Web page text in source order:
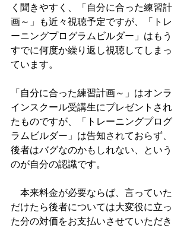
く聞きやすく、「自分に合った練習計
画～」も近々視聴予定ですが、「トレ
ーニングプログラムビルダー」はもう
すでに何度か繰り返し視聴してしまっ
ています。
「自分に合った練習計画～」はオンラ
インスクール受講生にプレゼントされ
たものですが、「トレーニングプログ
ラムビルダー」は告知されておらず、
後者はバグなのかもしれない、という
のが自分の認識です。
本来料金が必要ならば、言っていた
だけたら後者については大変役に立っ
た分の対価をお支払いさせていただき